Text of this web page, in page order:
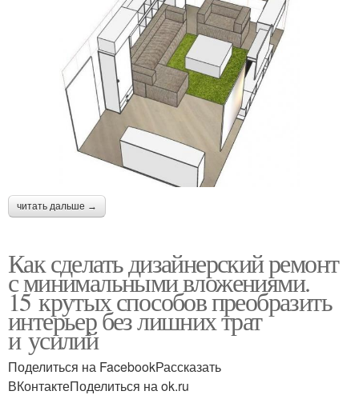
читать дальше →
Как сделать дизайнерский ремонт
с минимальными вложениями.
15 крутых способов преобразить
интерьер без лишних трат
и усилий
Поделиться на FacebookРассказать
ВКонтактеПоделиться на ok.ru